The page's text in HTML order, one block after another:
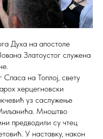
Духа на апостоле
Златоустог служена
на Топлој, свету
херцегновски
уз саслужење
Мноштво
предводили су чтец
У наставку, након